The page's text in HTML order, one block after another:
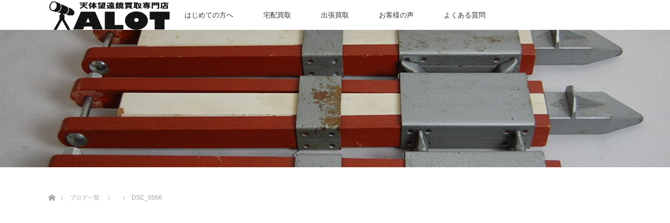
はじめての方へ 宅配買取 出張買取 お客様の声 よくある質問
ブログ一覧
DSC_0566